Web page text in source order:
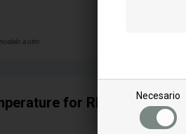
Necesario
a otro
for RED pellet stove
for model: